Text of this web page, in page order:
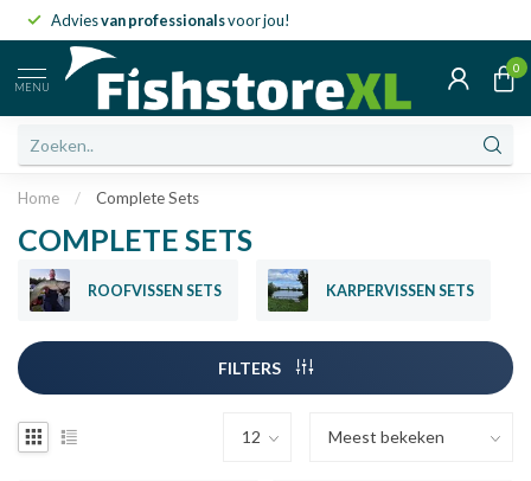
Adviesvan professionalsvoor jou!
MENU
0
Home / Complete Sets
COMPLETE SETS
ROOFVISSEN SETS KARPERVISSEN SETS
FILTERS